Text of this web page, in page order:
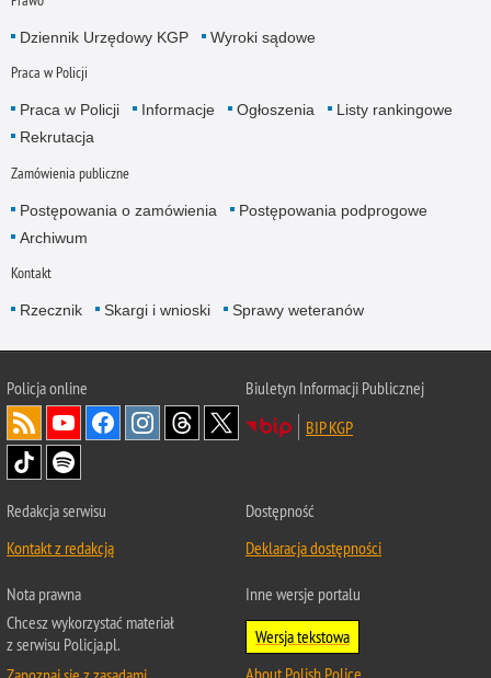
Dziennik Urzędowy KGP Wyroki sądowe
Praca w Policji
Praca w Policji Informacje Ogłoszenia
Listy rankingowe
Rekrutacja
Zamówienia publiczne
Postępowania o zamówienia
Postępowania podprogowe
Archiwum
Kontakt
Rzecznik Skargi i wnioski Sprawy weteranów
Policjaonline
Biuletyn Informacji Publicznej
BIP KGP
Redakcja serwisu
Kontakt z redakcją
Dostępność
Deklaracja dostępności
Nota prawna
Chcesz wykorzystać materiał
z serwisu Policja.pl.
Inne wersje portalu
Wersja tekstowa